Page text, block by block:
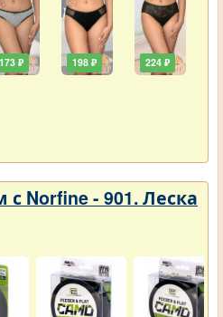
173 ₽ 198 ₽ 224 ₽
Norfine - 901. Леска